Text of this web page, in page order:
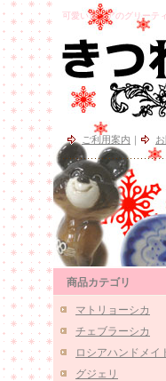
可愛いロシアのグリーテ
ご利用案内 ｜
商品カテゴリ
マトリョーシカ
チェブラーシカ
ロシアハンドメイ
グジェリ